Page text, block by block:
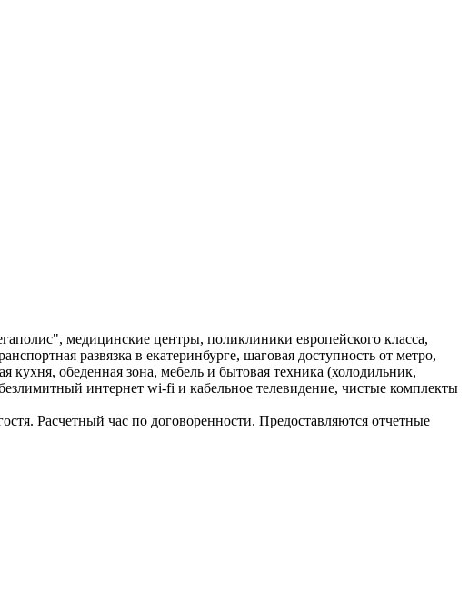
медицинские центры, поликлиники европейского класса,
развязка в екатеринбурге, шаговая доступность от метро,
кухня, обеденная зона, мебель и бытовая техника (холодильник,
интернет wi-fi и кабельное телевидение, чистые комплекты
Расчетный час по договоренности. Предоставляются отчетные